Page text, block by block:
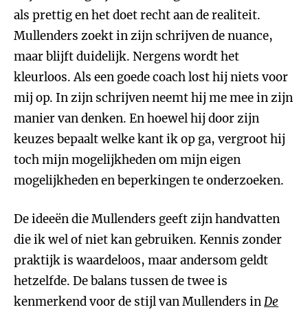
als prettig en het doet recht aan de realiteit.
Mullenders zoekt in zijn schrijven de nuance,
maar blijft duidelijk. Nergens wordt het
kleurloos. Als een goede coach lost hij niets voor
mij op. In zijn schrijven neemt hij me mee in zijn
manier van denken. En hoewel hij door zijn
keuzes bepaalt welke kant ik op ga, vergroot hij
toch mijn mogelijkheden om mijn eigen
mogelijkheden en beperkingen te onderzoeken.
De ideeën die Mullenders geeft zijn handvatten
die ik wel of niet kan gebruiken. Kennis zonder
praktijk is waardeloos, maar andersom geldt
hetzelfde. De balans tussen de twee is
kenmerkend voor de stijl van Mullenders inDe